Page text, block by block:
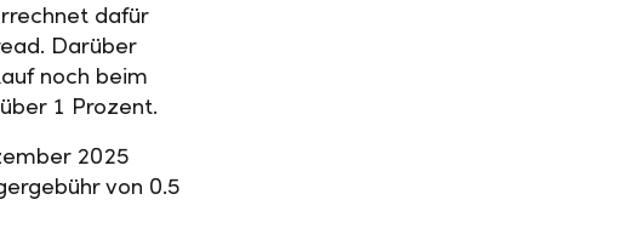
dafür
Darüber
noch beim
1 Prozent.
2025
von 0.5